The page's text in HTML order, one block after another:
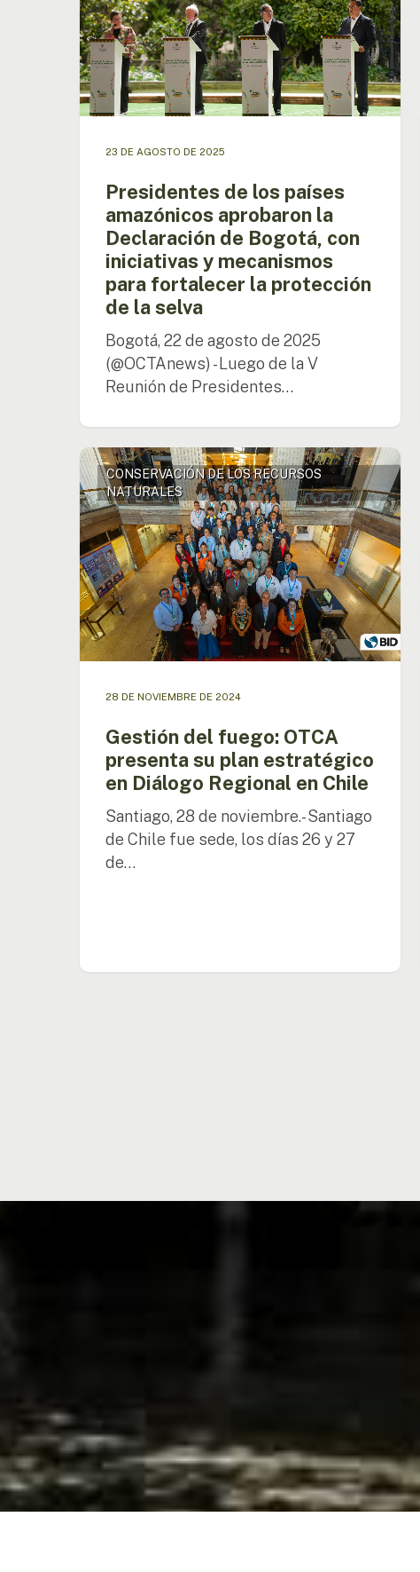
aprobaron
la
Declaración
de
Bogotá,
con
fortalecer
protección
selva
23 DE AGOSTO DE 2025
Presidentes de los países
amazónicos aprobaron la
Declaración de Bogotá, con
iniciativas y mecanismos
para fortalecer la protección
de la selva
Bogotá, 22 de agosto de 2025
(@OCTAnews) - Luego de la V
Reunión de Presidentes…
Gestión
del
fuego:
OTCA
presenta
su
plan
estratégico
en
Diálogo
Regional
Chile
CONSERVACIÓN DE LOS RECURSOS
NATURALES
28 DE NOVIEMBRE DE 2024
Gestión del fuego: OTCA
presenta su plan estratégico
en Diálogo Regional en Chile
Santiago, 28 de noviembre.- Santiago
de Chile fue sede, los días 26 y 27
de…